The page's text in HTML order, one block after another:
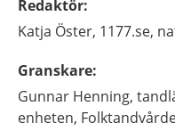
Redaktör:
Katja Öster, 1177.se,
Granskare:
Gunnar Henning,
enheten,